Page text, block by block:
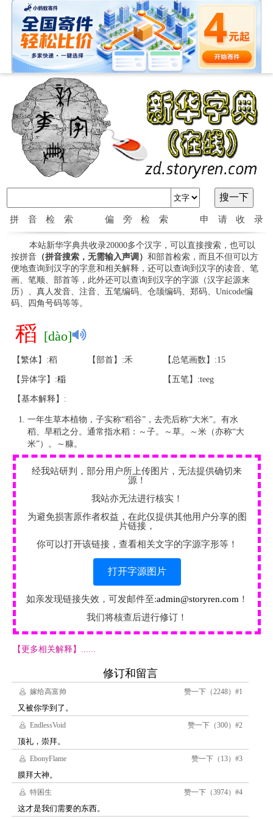
拼音检索 偏旁检索 申请收录
本站新华字典共收录20000多个汉字，可以直接搜索，也可以
按拼音（拼音搜索，无需输入声调） 和部首检索，而且不但可以方
便地查询到汉字的字意和相关解释，还可以查询到汉字的读音、笔
画、笔顺、部首等，此外还可以查询到汉字的字源（汉字起源来
历）、真人发音、注音、五笔编码、仓颉编码、郑码、Unicode编
码、四角号码等等。
稻 [dào]
【繁体】:稻 【部首】:禾 【总笔画数】:15
【异体字】:稲 【五笔】:teeg
【基本解释】:
一年生草本植物，子实称“稻谷”，去壳后称“大米”。有水
稻、旱稻之分。通常指水稻：～子。～草。～米（亦称“大
米”）。～糠。
经我站研判，部分用户所上传图片，无法提供确切来
源！
我站亦无法进行核实！
为避免损害原作者权益，在此仅提供其他用户分享的图
片链接，
你可以打开该链接，查看相关文字的字源字形等！
打开字源图片
如亲发现链接失效，可发邮件至:admin@storyren.com ！
我们将核查后进行修订！
【更多相关解释】......